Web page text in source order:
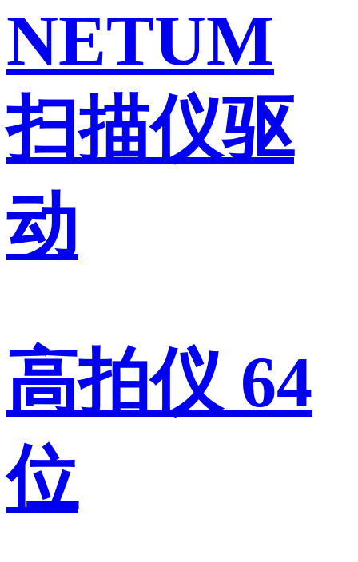
NETUM
扫描仪驱
动
高拍仪 64
位